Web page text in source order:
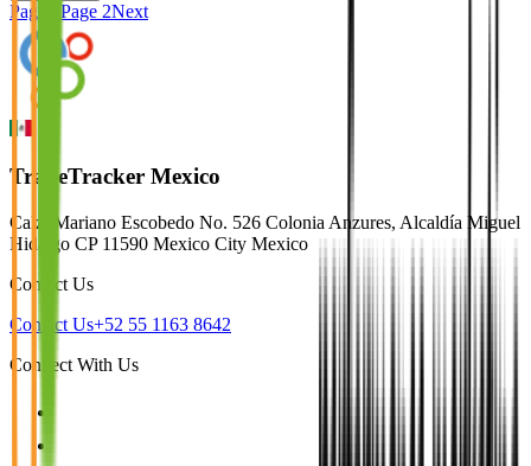
Page Page 2Next
TradeTracker Mexico
Calz. Mariano Escobedo No. 526 Colonia Anzures, Alcaldía Miguel
Hidalgo CP 11590 Mexico City Mexico
Contact Us
Contact Us+52 55 1163 8642
Connect With Us